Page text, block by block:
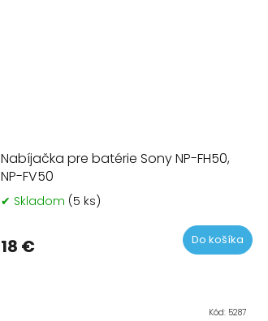
Nabíjačka pre batérie Sony NP-FH50,
NP-FV50
✔ Skladom (5 ks)
18 € Do košíka
Kód: 5287